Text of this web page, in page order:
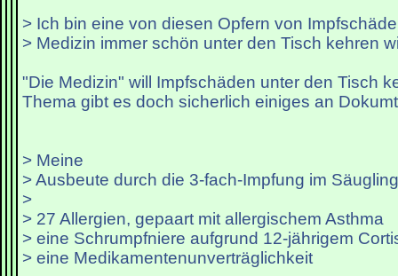
> Ich bin eine von diesen Opfern von
> Medizin immer schön unter den Tisch kehren
"Die Medizin" will Impfschäden unter den Tisch
Thema gibt es doch sicherlich einiges an
> Meine
> Ausbeute durch die 3-fach-Impfung im
>
> 27 Allergien, gepaart mit allergischem Asthma
> eine Schrumpfniere aufgrund 12-jährigem
> eine Medikamentenunverträglichkeit